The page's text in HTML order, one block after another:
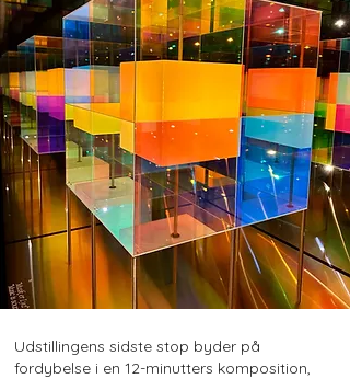
Udstillingens sidste stop byder på
fordybelse i en 12-minutters komposition,